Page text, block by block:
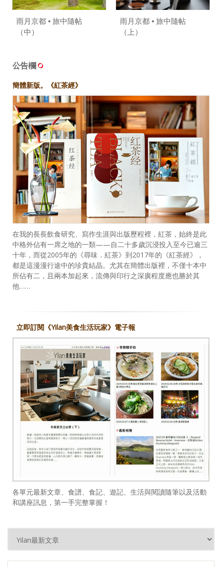
雨月京都 • 旅中隨帖
（中）
雨月京都 • 旅中隨帖
（上）
公告欄
簡體新版。《紅茶經》
在我的長長飲食研究、寫作生涯與出版歷程裡，紅茶，始終是此
中格外佔有一席之地的一類——自二十多歲沉浸投入至今已逾三
十年，而從2005年的《尋味．紅茶》到2017年的《紅茶經》，
都是這漫漫行途中的珍貴結晶。尤其在簡體出版裡，不僅十本中
所佔有二，且兩本加起來，流傳與印行之深廣程度應也勝於其
他……
立即訂閱《Yilan美食生活玩家》電子報
各單元最新文章、食譜、食記、遊記、生活與閱讀隨筆以及活動
和講座訊息，第一手完整掌握！